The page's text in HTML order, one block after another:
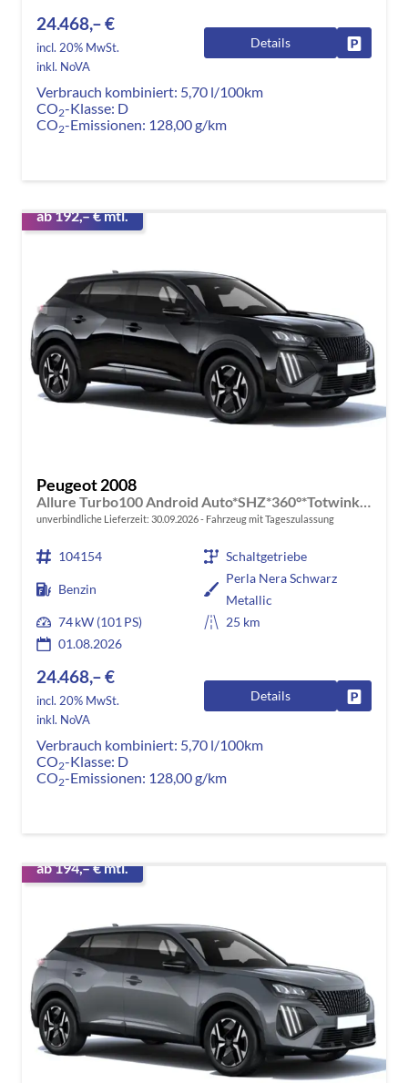
24.468,– €
incl. 20% MwSt.
inkl. NoVA
Details
Verbrauch kombiniert: 5,70 l/100km
CO2-Klasse: D
CO2-Emissionen: 128,00 g/km
ab 192,– € mtl.
Peugeot 2008
Allure Turbo100 Android Auto*SHZ*360°*Totwinkel*Klimaauto
unverbindliche Lieferzeit: 30.09.2026 Fahrzeug mit Tageszulassung
104154 Schaltgetriebe
Benzin
Perla Nera Schwarz
Metallic
74 kW (101 PS)
25 km
01.08.2026
24.468,– €
incl. 20% MwSt.
inkl. NoVA
Details
Verbrauch kombiniert: 5,70 l/100km
CO2-Klasse: D
CO2-Emissionen: 128,00 g/km
ab 194,– € mtl.